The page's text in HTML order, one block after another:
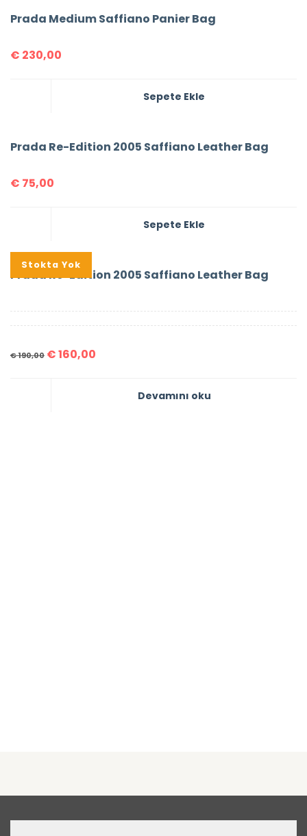
Prada Medium Saffiano Panier Bag
€ 230,00
Sepete Ekle
Prada Re-Edition 2005 Saffiano Leather Bag
€ 75,00
Sepete Ekle
%16
Stokta Yok
Prada Re-Edition 2005 Saffiano Leather Bag
€190,00 €160,00
Devamını oku